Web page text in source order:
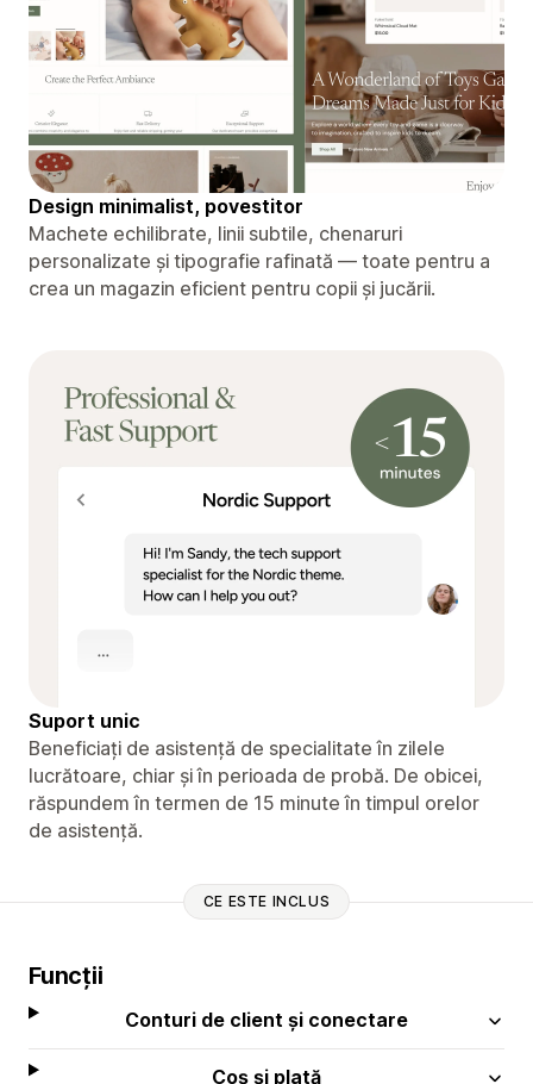
Design minimalist, povestitor
Machete echilibrate, linii subtile, chenaruri
personalizate și tipografie rafinată — toate pentru a
crea un magazin eficient pentru copii și jucării.
Suport unic
Beneficiați de asistență de specialitate în zilele
lucrătoare, chiar și în perioada de probă. De obicei,
răspundem în termen de 15 minute în timpul orelor
de asistență.
CE ESTE INCLUS
Funcții
Conturi de client și conectare
Coș și plată